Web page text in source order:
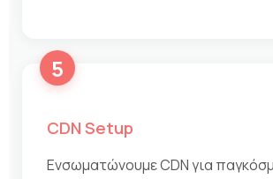
5
CDN Setup
Ενσωματώνουμε CDN για